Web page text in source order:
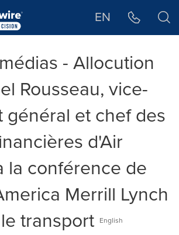
EN
- Allocution
Rousseau, vice-
général et chef des
d'Air
la conférence de
Merrill Lynch
transport English